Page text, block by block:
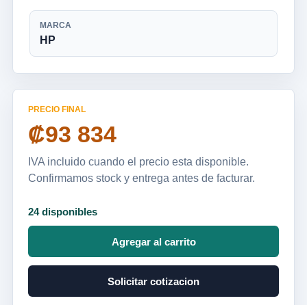
MARCA
HP
PRECIO FINAL
₡93 834
IVA incluido cuando el precio esta disponible.
Confirmamos stock y entrega antes de facturar.
24 disponibles
Agregar al carrito
Solicitar cotizacion